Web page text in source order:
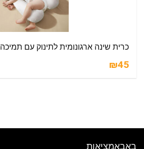
כרית שינה ארגונומית לתינוק עם תמיכה
₪45
באבאמציאות